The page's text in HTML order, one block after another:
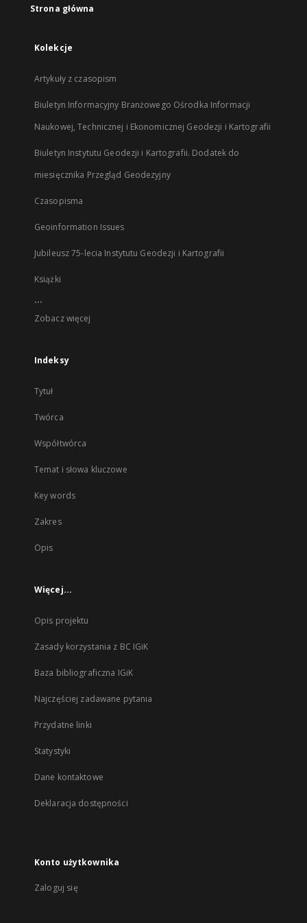
Strona główna
Kolekcje
Artykuły z czasopism
Biuletyn Informacyjny Branżowego Ośrodka Informacji
Naukowej, Technicznej i Ekonomicznej Geodezji i Kartografii
Biuletyn Instytutu Geodezji i Kartografii. Dodatek do
miesięcznika Przegląd Geodezyjny
Czasopisma
Geoinformation Issues
Jubileusz 75-lecia Instytutu Geodezji i Kartografii
Książki
...
Zobacz więcej
Indeksy
Tytuł
Twórca
Współtwórca
Temat i słowa kluczowe
Key words
Zakres
Opis
Więcej...
Opis projektu
Zasady korzystania z BC IGiK
Baza bibliograficzna IGiK
Najczęściej zadawane pytania
Przydatne linki
Statystyki
Dane kontaktowe
Deklaracja dostępności
Konto użytkownika
Zaloguj się